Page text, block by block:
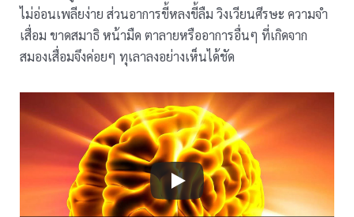
ไม่อ่อนเพลียง่าย ส่วนอาการขี้หลงขี้ลืม วิงเวียนศีรษะ ความจำ
เสื่อม ขาดสมาธิ หน้ามืด ตาลายหรืออาการอื่นๆ ที่เกิดจาก
สมองเสื่อมจึงค่อยๆ ทุเลาลงอย่างเห็นได้ชัด